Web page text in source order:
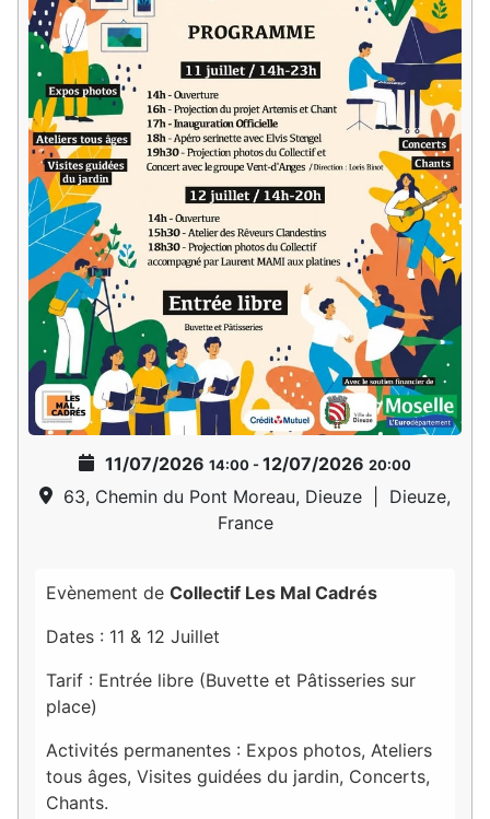
11/07/2026 14:00 - 12/07/2026 20:00
63, Chemin du Pont Moreau, Dieuze
Dieuze,
France
Evènement de Collectif Les Mal Cadrés
Dates : 11 & 12 Juillet
Tarif : Entrée libre (Buvette et Pâtisseries sur
place)
Activités permanentes : Expos photos, Ateliers
tous âges, Visites guidées du jardin, Concerts,
Chants.